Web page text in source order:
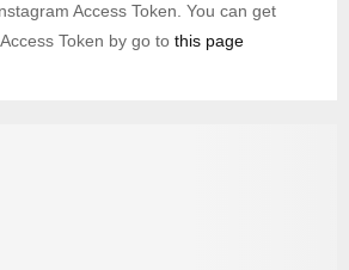
Access Token. You can get
Token by go to this page